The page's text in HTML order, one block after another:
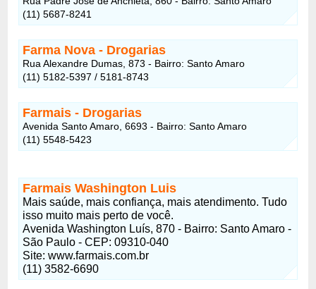
(11) 5687-8241
Farma Nova - Drogarias
Rua Alexandre Dumas, 873 - Bairro: Santo Amaro
(11) 5182-5397 / 5181-8743
Farmais - Drogarias
Avenida Santo Amaro, 6693 - Bairro: Santo Amaro
(11) 5548-5423
Farmais Washington Luis
Mais saúde, mais confiança, mais atendimento. Tudo
isso muito mais perto de você.
Avenida Washington Luís, 870 - Bairro: Santo Amaro -
São Paulo - CEP: 09310-040
Site: www.farmais.com.br
(11) 3582-6690